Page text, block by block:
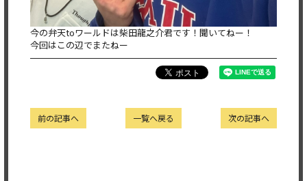
今の弁天toワールドは柴田龍之介君です！聞いてねー！
今回はこの辺でまたねー
次の記事へ
一覧へ戻る
前の記事へ